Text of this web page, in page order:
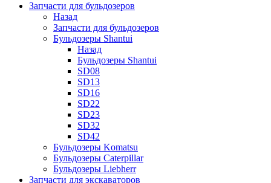
Запчасти для бульдозеров
Назад
Запчасти для бульдозеров
Бульдозеры Shantui
Назад
Бульдозеры Shantui
SD08
SD13
SD16
SD22
SD23
SD32
SD42
Бульдозеры Komatsu
Бульдозеры Caterpillar
Бульдозеры Liebherr
Запчасти для экскаваторов